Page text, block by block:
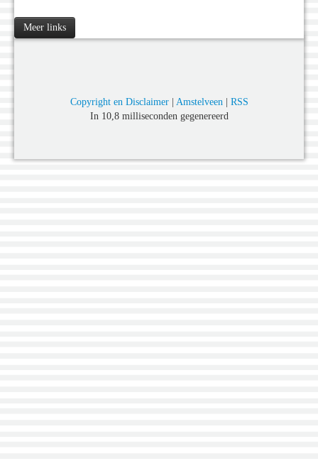
Meer links
Copyright en Disclaimer| Amstelveen| RSS
In 10,8 milliseconden gegenereerd